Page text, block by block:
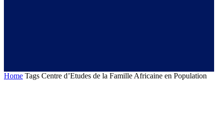
Home Tags Centre d’Etudes de la Famille Africaine en Population